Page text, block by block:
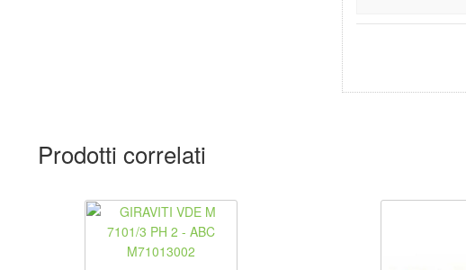
Prodotti correlati